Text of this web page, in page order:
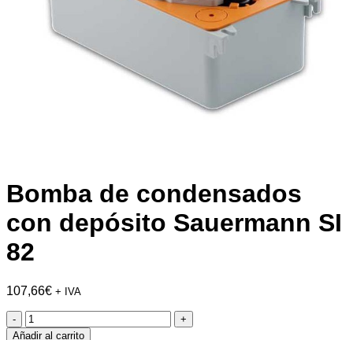
Bomba de condensados
con depósito Sauermann SI
82
107,66€ + IVA
Bomba
de
Añadir al carrito